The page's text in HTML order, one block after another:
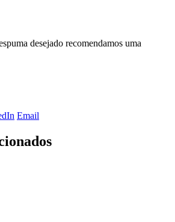
desejado recomendamos uma
Email